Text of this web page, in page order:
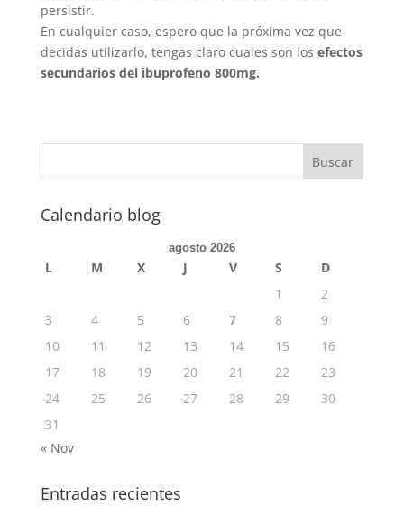
persistir.
En cualquier caso, espero que la próxima vez que
decidas utilizarlo, tengas claro cuales son los efectos
secundarios del ibuprofeno 800mg.
Calendario blog
agosto 2026
L M X J V S
D
1
2
3
4 5 6 7 8
9
10
11 12 13 14 15
16
17
18 19 20 21 22
23
24
25 26 27 28 29
30
31
« Nov
Entradas recientes